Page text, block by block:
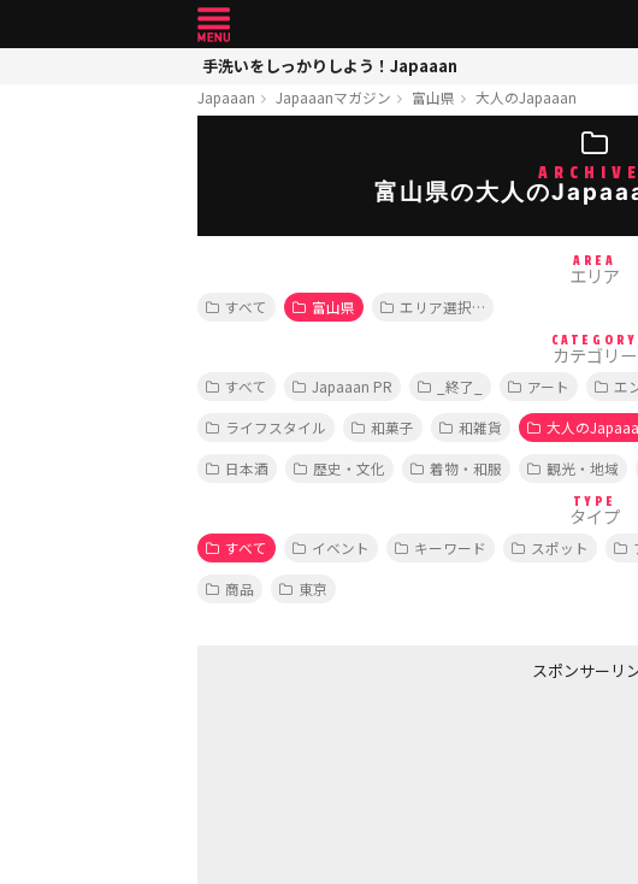
手洗いをしっかりしよう！Japaaan
Japaaan Japaaanマガジン 富山県 大人のJapaaan
富山県の大人の
AREA
エリア
すべて 富山県 エリア選択…
CATEGORY
カテゴリー
すべて Japaaan PR _終了_ アート エ
ライフスタイル
和菓子 和雑貨 大人の
日本酒
歴史・文化 着物・和服 観光・地域
TYPE
タイプ
すべて イベント キーワード スポット
商品
東京
スポンサーリ